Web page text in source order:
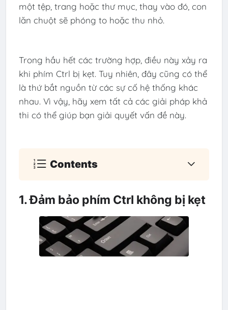
một tệp, trang hoặc thư mục, thay vào đó, con
lăn chuột sẽ phóng to hoặc thu nhỏ.
Trong hầu hết các trường hợp, điều này xảy ra
khi phím Ctrl bị kẹt. Tuy nhiên, đây cũng có thể
là thứ bắt nguồn từ các sự cố hệ thống khác
nhau. Vì vậy, hãy xem tất cả các giải pháp khả
thi có thể giúp bạn giải quyết vấn đề này.
Contents
1. Đảm bảo phím Ctrl không bị kẹt